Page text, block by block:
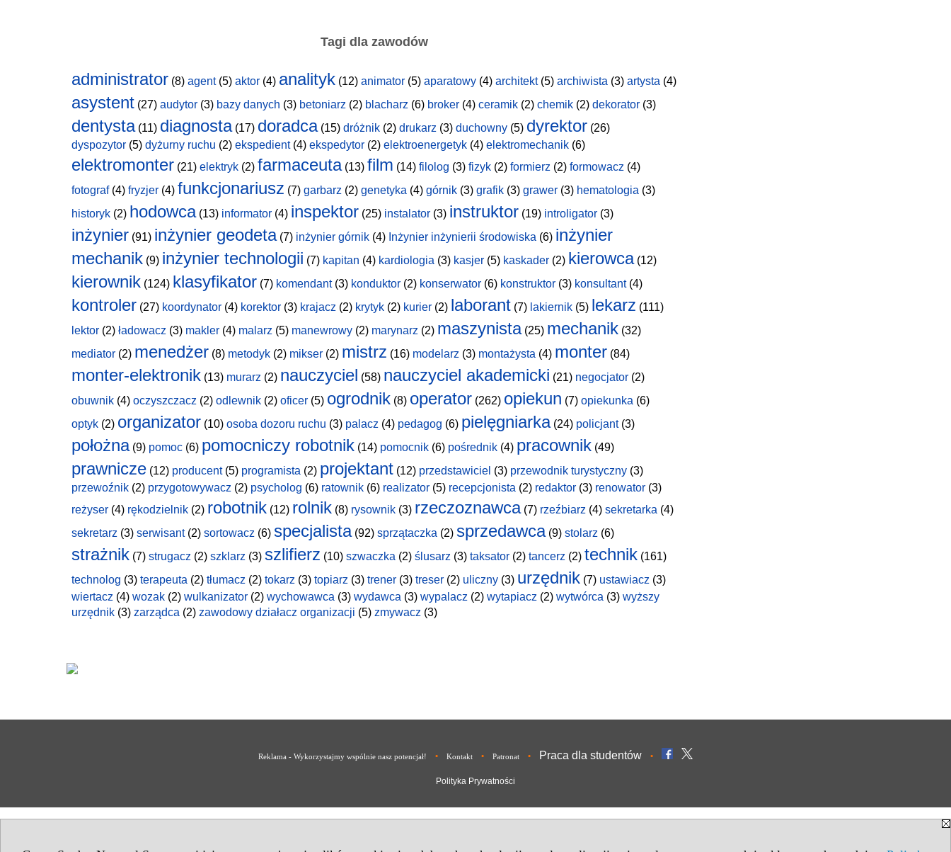
Tagi dla zawodów
administrator (8) agent(5) aktor (4) analityk (12) animator (5) aparatowy (4) architekt(5) archiwista (3) artysta (4)
asystent (27) audytor (3) bazy danych (3) betoniarz (2) blacharz (6) broker (4) ceramik (2) chemik (2) dekorator (3)
dentysta(11) diagnosta(17) doradca(15) dróżnik (2) drukarz (3) duchowny (5) dyrektor (26)
dyspozytor (5) dyżurny ruchu (2) ekspedient(4) ekspedytor (2) elektroenergetyk (4) elektromechanik (6)
elektromonter (21) elektryk (2) farmaceuta(13) film (14) filolog (3) fizyk (2) formierz (2) formowacz (4)
fotograf(4) fryzjer (4) funkcjonariusz (7) garbarz (2) genetyka (4) górnik (3) grafik (3) grawer (3) hematologia (3)
historyk (2) hodowca(13) informator (4) inspektor (25) instalator (3) instruktor (19) introligator (3)
inżynier (91) inżynier geodeta(7) inżynier górnik (4) Inżynier inżynierii środowiska (6) inżynier
mechanik (9) inżynier technologii (7) kapitan (4) kardiologia (3) kasjer (5) kaskader (2) kierowca(12)
kierownik (124) klasyfikator (7) komendant(3) konduktor (2) konserwator (6) konstruktor (3) konsultant(4)
kontroler (27) koordynator (4) korektor (3) krajacz (2) krytyk (2) kurier (2) laborant (7) lakiernik (5) lekarz (111)
lektor (2) ładowacz (3) makler (4) malarz (5) manewrowy (2) marynarz (2) maszynista(25) mechanik (32)
mediator (2) menedżer (8) metodyk (2) mikser (2) mistrz (16) modelarz (3) montażysta (4) monter (84)
monter-elektronik (13) murarz (2) nauczyciel (58) nauczyciel akademicki (21) negocjator (2)
obuwnik (4) oczyszczacz (2) odlewnik (2) oficer (5) ogrodnik (8) operator (262) opiekun (7) opiekunka (6)
optyk (2) organizator (10) osoba dozoru ruchu (3) palacz (4) pedagog (6) pielęgniarka(24) policjant(3)
położna(9) pomoc (6) pomocniczy robotnik (14) pomocnik (6) pośrednik (4) pracownik (49)
prawnicze (12) producent(5) programista (2) projektant (12) przedstawiciel (3) przewodnik turystyczny (3)
przewoźnik (2) przygotowywacz (2) psycholog (6) ratownik (6) realizator (5) recepcjonista (2) redaktor (3) renowator (3)
reżyser (4) rękodzielnik (2) robotnik (12) rolnik (8) rysownik (3) rzeczoznawca(7) rzeźbiarz (4) sekretarka (4)
sekretarz (3) serwisant(2) sortowacz (6) specjalista(92) sprzątaczka (2) sprzedawca(9) stolarz (6)
strażnik (7) strugacz (2) szklarz (3) szlifierz (10) szwaczka (2) ślusarz (3) taksator (2) tancerz (2) technik (161)
technolog (3) terapeuta (2) tłumacz (2) tokarz (3) topiarz (3) trener (3) treser (2) uliczny (3) urzędnik (7) ustawiacz (3)
wiertacz (4) wozak (2) wulkanizator (2) wychowawca (3) wydawca (3) wypalacz (2) wytapiacz (2) wytwórca (3) wyższy
urzędnik (3) zarządca (2) zawodowy działacz organizacji (5) zmywacz (3)
Reklama - Wykorzystajmy wspólnie nasz potencjał! • Kontakt • Patronat • Praca dla studentów •
Polityka Prywatności